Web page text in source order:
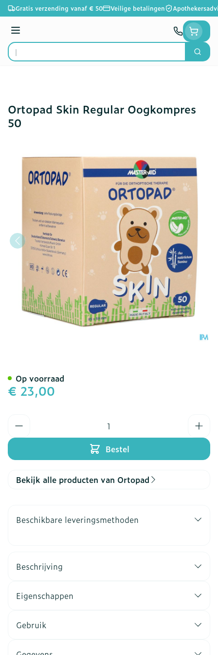
Ga naar de inhoud
Gratis verzending vanaf € 50 Veilige betalingen
Menu
Product, merk, categorie...
Zoek
Ortopad Skin Regular Oogkompres
50
€ 23,00
Bestel
Op voorraad
Bekijk alle producten van Ortopad
Beschikbare leveringsmethoden
Beschrijving
Eigenschappen
Gebruik